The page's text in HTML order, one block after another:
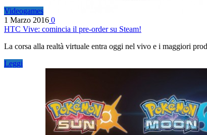
Videogames
1 Marzo 2016 0
HTC Vive: comincia il pre-order su Steam!
La corsa alla realtà virtuale entra oggi nel vivo e i maggiori
Leggi